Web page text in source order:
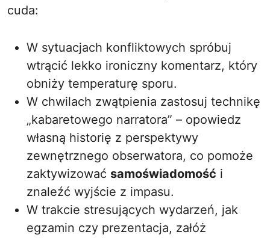
cuda:
W sytuacjach konfliktowych spróbuj
wtrącić lekko ironiczny komentarz, który
obniży temperaturę sporu.
W chwilach zwątpienia zastosuj technikę
„kabaretowego narratora” – opowiedz
własną historię z perspektywy
zewnętrznego obserwatora, co pomoże
zaktywizować samoświadomość i
znaleźć wyjście z impasu.
W trakcie stresujących wydarzeń, jak
egzamin czy prezentacja, załóż